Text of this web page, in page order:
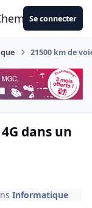
Se connecter
21500 km de
dans un
Informatique